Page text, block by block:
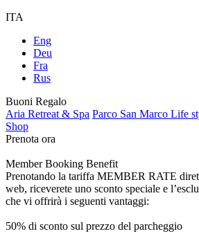
ITA
Eng
Deu
Fra
Rus
Buoni Regalo
Aria Retreat & Spa Parco San Marco Life
Shop
Prenota ora
Member Booking Benefit
Prenotando la tariffa MEMBER RATE
web, riceverete uno sconto speciale e
che vi offrirà i seguenti vantaggi:
50% di sconto sul prezzo del parcheggio